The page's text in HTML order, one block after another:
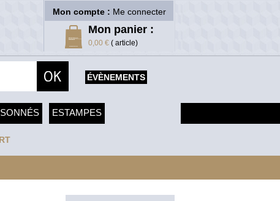
Mon compte : Me connecter
Mon panier :
0,00 € ( article)
ÉVÈNEMENTS
ESTAMPES